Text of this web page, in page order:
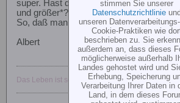
super. Hast du das auch noch mit einer
und größer*?
So, daß man es in Din A4 ausdrucken
Albert
Das Leben ist sehr gefährlich. Bis heute hat es
stimmen Sie unserer
Datenschutzrichtlinie
unseren
Cookie-Praktiken wie
beschrieben zu. Sie
außerdem an, dass dieses
möglicherweise außerhalb
Landes gehostet wird und
Erhebung, Speicherung
Verarbeitung Ihrer Daten in
Land, in dem dieses